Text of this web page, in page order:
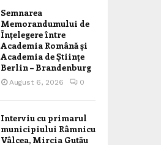
Semnarea
Memorandumului de
Înțelegere între
Academia Română și
Academia de Științe
Berlin – Brandenburg
August 6, 2026 0
Interviu cu primarul
municipiului Râmnicu
Vâlcea, Mircia Gutău